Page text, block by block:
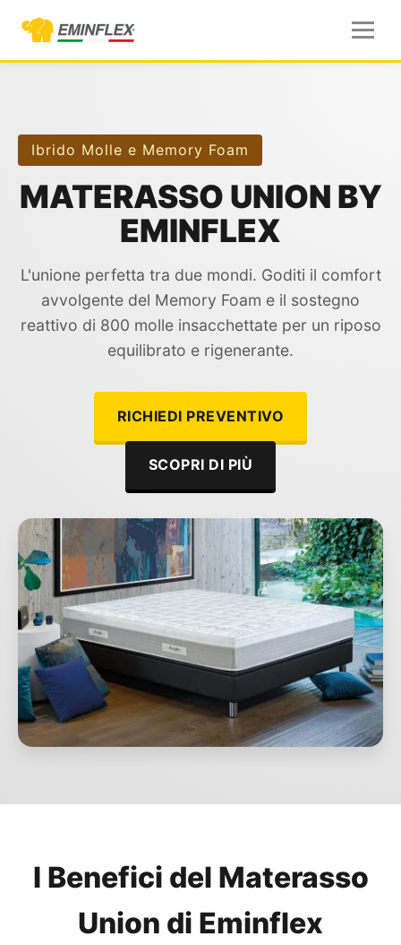
Ibrido Molle e Memory Foam
MATERASSO UNION BY
EMINFLEX
L'unione perfetta tra due mondi. Goditi il comfort
avvolgente del Memory Foam e il sostegno
reattivo di 800 molle insacchettate per un riposo
equilibrato e rigenerante.
RICHIEDI PREVENTIVO
SCOPRI DI PIÙ
I Benefici del Materasso
Union di Eminflex